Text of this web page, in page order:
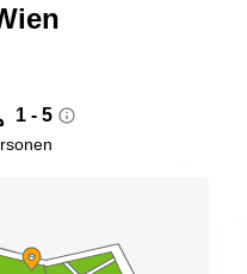
1 - 5